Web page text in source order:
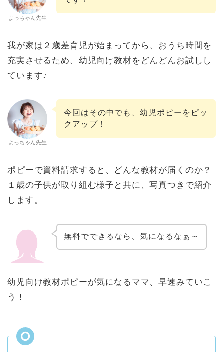
よっちゃん先生
我が家は２歳差育児が始まってから、おうち時間を
充実させるため、幼児向け教材をどんどんお試しし
ています♪
よっちゃん先生
今回はその中でも、幼児ポピーをピッ
クアップ！
ポピーで資料請求すると、どんな教材が届くのか？
１歳の子供が取り組む様子と共に、写真つきで紹介
します。
無料でできるなら、気になるなぁ～
幼児向け教材ポピーが気になるママ、早速みていこ
う！